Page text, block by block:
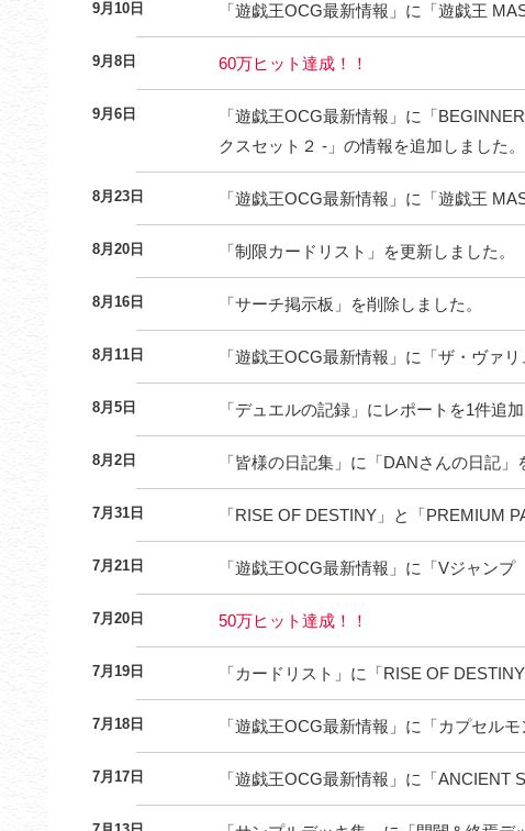
9月10日 「遊戯王OCG最新情報」に「遊戯王
9月8日 60万ヒット達成！！
9月6日
「遊戯王OCG最新情報」に「
クスセット２ -」の情報を追加しました。
8月23日 「遊戯王OCG最新情報」に「遊戯王
8月20日 「制限カードリスト」を更新しました。
8月16日 「サーチ掲示板」を削除しました。
8月11日 「遊戯王OCG最新情報」に「ザ・ヴァ
8月5日 「デュエルの記録」にレポートを1件追
8月2日 「皆様の日記集」に「DANさんの日記」
7月31日 「RISE OF DESTINY」と「PREMIUM
7月21日 「遊戯王OCG最新情報」に「Vジャン
7月20日 50万ヒット達成！！
7月19日 「カードリスト」に「RISE OF
7月18日 「遊戯王OCG最新情報」に「カプセル
7月17日 「遊戯王OCG最新情報」に「ANCIENT